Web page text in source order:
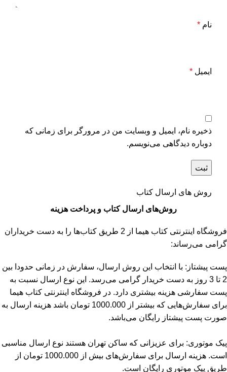
نام *
ایمیل *
ذخیره نام، ایمیل و وبسایت من در مرورگر برای زمانی که
دوباره دیدگاهی می‌نویسم.
روش های ارسال کتاب
روش‌های ارسال کتاب و پرداخت هزینه
فروشگاه اینترنتی کتاب هیما از 2 طریق کتاب‌ها را به دست خریداران
گرامی می‌رساند:
پست پیشتاز: با انتخاب این روش ارسال، سفارش در زمانی حدودا بین
2 تا 3 روز به دست خریدار گرامی می‌رسد. این نوع ارسال نسبت به
پست سفارشی هزینه بیشتری دارد. در فروشگاه اینترنتی کتاب هیما
برای سفارش‌هایی که بیشتر از 1000.000 تومان باشد هزینه ارسال به
صورت پست پیشتاز رایگان می‌باشد.
پیک موتوری: برای عزیزانی که ساکن تهران هستند نوع ارسال مناسبی
است. هزینه ارسال برای سفارش‌های بیش از 1000.000 تومان از
طریق پیک موتوری رایگان است.